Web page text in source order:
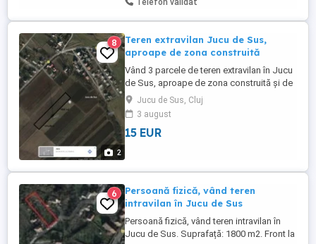
Telefon validat
2
8
Teren extravilan Jucu de Sus,
aproape de zona construită
Vând 3 parcele de teren extravilan în Jucu
de Sus, aproape de zona construită și de
drumul de acces. Terenurile sunt drepte.
Suprafața: 5800m2 + 4300m2 + 1400 m2
Jucu de Sus, Cluj
3 august
15 EUR
6
Persoană fizică, vând teren
intravilan în Jucu de Sus
Persoană fizică, vând teren intravilan în
Jucu de Sus. Suprafață: 1800 m2. Front la